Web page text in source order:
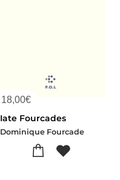
18,00€
Iate Fourcades
Dominique Fourcade